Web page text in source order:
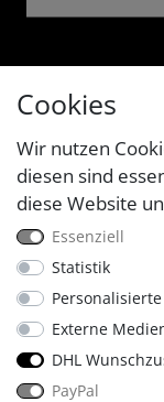
Cookies
Wir nutzen
diesen sind
diese Website
Essenziell
Statistik
Externe
DHL
PayPal